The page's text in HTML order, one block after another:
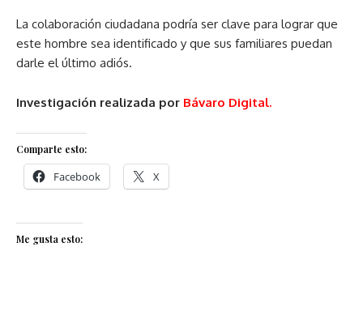
La colaboración ciudadana podría ser clave para lograr que
este hombre sea identificado y que sus familiares puedan
darle el último adiós.
Investigación realizada por Bávaro Digital.
Comparte esto:
Facebook X
Me gusta esto: